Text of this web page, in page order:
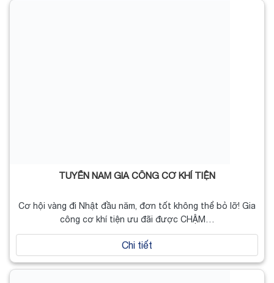
TUYỂN NAM GIA CÔNG CƠ KHÍ TIỆN
Cơ hội vàng đi Nhật đầu năm, đơn tốt không thể bỏ lỡ! Gia
công cơ khí tiện ưu đãi được CHẬM…
Chi tiết